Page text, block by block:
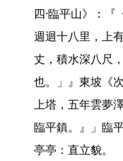
四·臨平山》：
週迴十八里，上
丈，積水深八尺
也。」』東坡《
上塔，五年雲夢
臨平鎮。』」臨
亭亭：直立貌。